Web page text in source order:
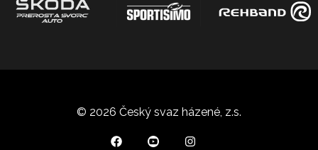
© 2026 Český svaz házené, z.s.